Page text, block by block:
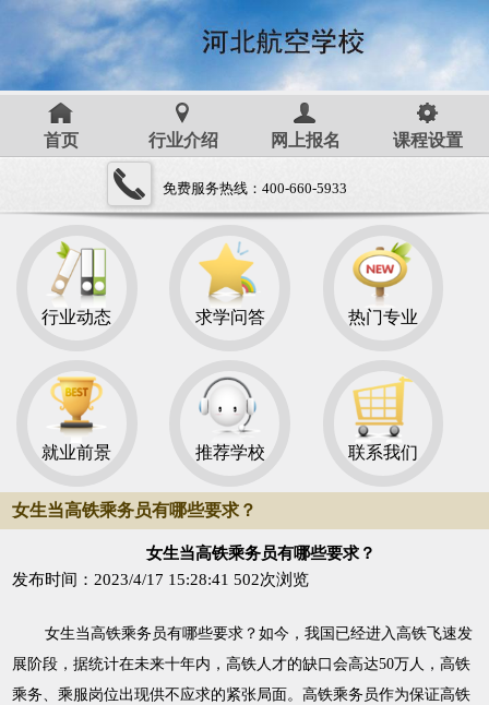
首页 行业介绍 网上报名 课程设置
免费服务热线：400-660-5933
行业动态 求学问答 热门专业
就业前景 推荐学校 联系我们
女生当高铁乘务员有哪些要求？
女生当高铁乘务员有哪些要求？
发布时间：2023/4/17 15:28:41502次浏览
女生当高铁乘务员有哪些要求？如今，我国已经进入高铁飞速发
展阶段，据统计在未来十年内，高铁人才的缺口会高达50万人，高铁
乘务、乘服岗位出现供不应求的紧张局面。高铁乘务员作为保证高铁